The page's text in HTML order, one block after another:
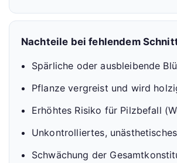
Nachteile bei fehlendem
Spärliche oder ausbleibende
Pflanze vergreist und wird
Erhöhtes Risiko für Pilzbefall
Unkontrolliertes,
Schwächung der